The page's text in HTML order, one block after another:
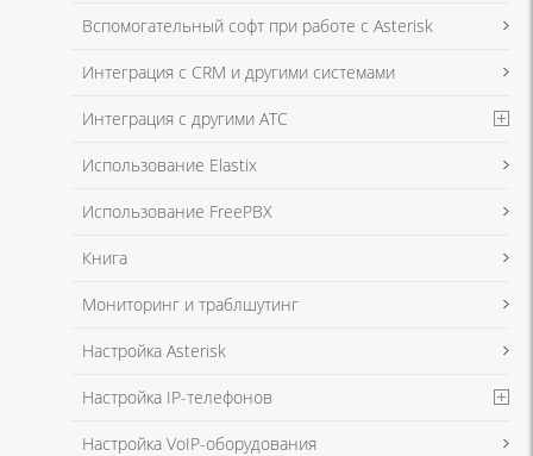
Я даю согласие на обработку моих персональных данных для связи
в соответствии сПолитикой в отношении обработки персональных
Я даю согласие на обработку моих персональных данных для связи
в соответствии с Политикой в отношении обработки персональных
Вспомогательный софт при работе с Asterisk
Интеграция с CRM и другими системами
Интеграция с другими АТС
Использование Elastix
Использование FreePBX
Книга
Мониторинг и траблшутинг
Настройка Asterisk
Настройка IP-телефонов
Настройка VoIP-оборудования